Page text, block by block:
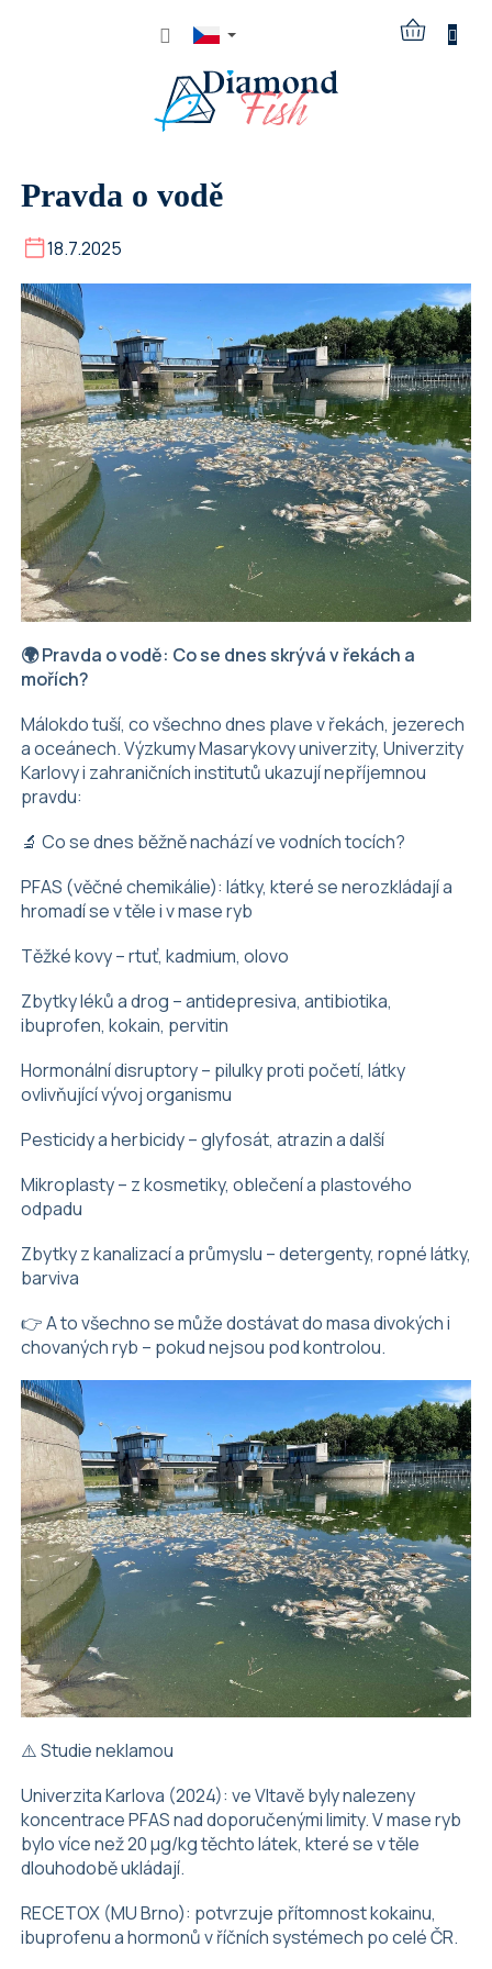
NÁKUPNÍ
Pravda o vodě
18.7.2025
🌍 Pravda o vodě: Co se dnes skrývá v řekách a
mořích?
Málokdo tuší, co všechno dnes plave v řekách, jezerech
a oceánech. Výzkumy Masarykovy univerzity, Univerzity
Karlovy i zahraničních institutů ukazují nepříjemnou
pravdu:
🔬 Co se dnes běžně nachází ve vodních tocích?
PFAS (věčné chemikálie): látky, které se nerozkládají a
hromadí se v těle i v mase ryb
Těžké kovy – rtuť, kadmium, olovo
Zbytky léků a drog – antidepresiva, antibiotika,
ibuprofen, kokain, pervitin
Hormonální disruptory – pilulky proti početí, látky
ovlivňující vývoj organismu
Pesticidy a herbicidy – glyfosát, atrazin a další
Mikroplasty – z kosmetiky, oblečení a plastového
odpadu
Zbytky z kanalizací a průmyslu – detergenty, ropné látky,
barviva
👉 A to všechno se může dostávat do masa divokých i
chovaných ryb – pokud nejsou pod kontrolou.
⚠️ Studie neklamou
Univerzita Karlova (2024): ve Vltavě byly nalezeny
koncentrace PFAS nad doporučenými limity. V mase ryb
bylo více než 20 µg/kg těchto látek, které se v těle
dlouhodobě ukládají.
RECETOX (MU Brno): potvrzuje přítomnost kokainu,
ibuprofenu a hormonů v říčních systémech po celé ČR.